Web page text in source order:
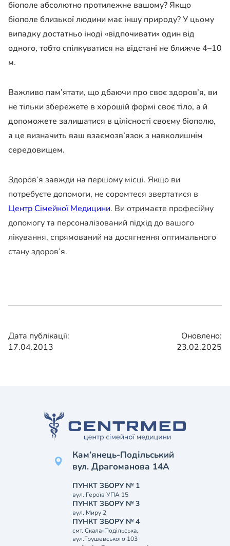
біополе абсолютно протилежне вашому? Якщо
біополе близької людини має іншу природу? У цьому
випадку достатньо іноді «відпочивати» один від
одного, тобто спілкуватися на відстані не ближче 4–10
м.
Важливо пам’ятати, що дбаючи про своє здоров’я, ви
не тільки збережете в хорошій формі своє тіло, а й
допоможете залишатися в цілісності своєму біополю,
а це визначить ваш взаємозв’язок з навколишнім
середовищем.
Здоров’я завжди на першому місці. Якщо ви
потребуєте допомоги, не соромтеся звертатися в
Центр Сімейної Медицини. Ви отримаєте професійну
допомогу та персоналізований підхід до вашого
лікування, спрямований на досягнення оптимального
стану здоров’я.
Дата публікації:
17.04.2013
Оновлено:
23.02.2025
Кам’янець-Подільський
вул. Драгоманова 14А
ПУНКТ ЗБОРУ № 1
вул. Героїв УПА 15
ПУНКТ ЗБОРУ № 3
вул. Миру 2
ПУНКТ ЗБОРУ № 4
смт. Скала-Подільська,
вул.Грушевського 103